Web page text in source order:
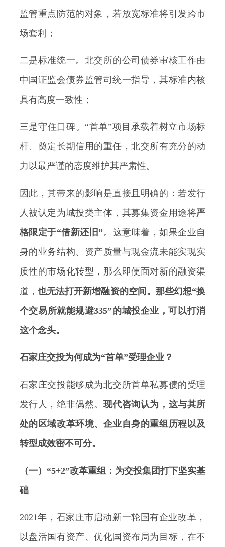
监管重点防范的对象，若放宽标准将引发跨市
场套利；
二是标准统一。北交所的公司债券审核工作由
中国证监会债券监管司统一指导，其标准内核
具有高度一致性；
三是守住口碑。“首单”项目承载着树立市场标
杆、奠定长期信用的重任，北交所有充分的动
力以最严谨的态度维护其严肃性。
因此，其带来的影响是直接且明确的：若发行
人被认定为城投类主体，其募集资金用途将严
格限定于“借新还旧” 。这意味着，如果企业自
身的业务结构、资产质量与现金流未能实现实
质性的市场化转型，那么即便面对新的融资渠
道， 也无法打开新增融资的空间。那些幻想“换
个交易所就能规避335”的城投企业，可以打消
这个念头。
石家庄交投为何成为“首单”受理企业？
石家庄交投能够成为北交所首单私募债的受理
发行人，绝非偶然。 现代咨询认为，这与其所
处的区域改革环境、企业自身的重组历程以及
转型成效密不可分。
（一）“5+2”改革重组：为交投集团打下坚实基
础
2021年，石家庄市启动新一轮国有企业改革，
以盘活国有资产、优化国资布局为目标，在不